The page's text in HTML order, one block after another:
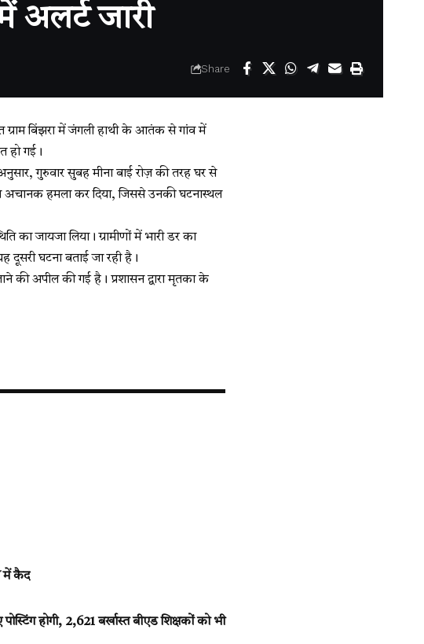
अलर्ट जारी
Share
बिंझरा में जंगली हाथी के आतंक से गांव में
हो गई।
गुरुवार सुबह मीना बाई रोज़ की तरह घर से
अचानक हमला कर दिया, जिससे उनकी घटनास्थल
का जायजा लिया। ग्रामीणों में भारी डर का
घटना बताई जा रही है।
की अपील की गई है। प्रशासन द्वारा मृतका के
में कैद
होगी, 2,621 बर्खास्त बीएड शिक्षकों को भी